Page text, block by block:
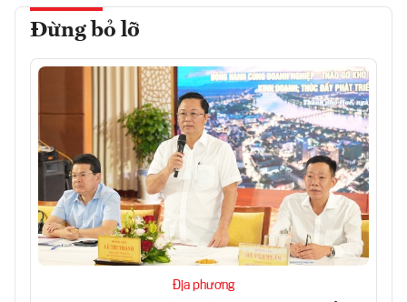
Đừng bỏ lỡ
Địa phương